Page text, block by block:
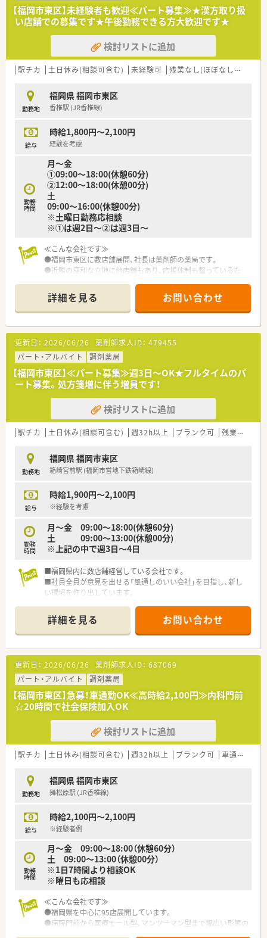
【福岡市東区】未経験者も歓迎≪パート募集≫★漢方取り扱
い店舗での募集です★午後勤務できる方大歓迎です★
検討リストに追加
駅チカ 土日休み(相談可含む) 未経験可 残業なし(ほぼなし含む)
勤務地
福岡県 福岡市東区
香椎駅 (JR香椎線)
給与
時給1,800円～2,100円
経験を考慮
勤務
時間
月～金
①09:00～18:00(休憩60分)
②12:00～18:00(休憩00分)
土
09:00～16:00(休憩00分)
※土曜日勤務応相談
※①は週2日～②は週3日～
≪こんな会社です≫
●福岡市東区に数店舗展開、社長は薬剤師の薬局です。
●近隣の便利な立地に他店舗もあり、応援体制も整っているた
詳細を見る お問い合わせ
更新日： 2026/06/26 薬剤師求人ID： 479455
パート・アルバイト
調剤薬局
【福岡市東区】≪パート募集≫週3日～OK★フルタイムのパ
ート募集。処方箋増に伴う増員です！
検討リストに追加
駅チカ 土日休み(相談可含む) 週32h以上 ブランク可 残業なし(ほぼなし含む)
勤務地
福岡県 福岡市東区
箱崎宮前駅 (福岡市営地下鉄箱崎線)
給与
時給1,900円～2,100円
※経験を考慮
勤務
時間
月～金 09:00～18:00(休憩60分)
土 09:00〜13:00(休憩00分)
※上記の中で週3日～4日
■福岡県内に数店舗経営している会社です。
■社員全員が意見を出せる「風通しのいい会社」を目指し、新し
い環境を作り出しています。
安心してご就業頂ける環境です。
■休憩室も広々としており、非常に働きやすい環境が整っていま
す。
詳細を見る お問い合わせ
更新日： 2026/06/26 薬剤師求人ID： 687069
パート・アルバイト
調剤薬局
【福岡市東区】急募！車通勤OK≪高時給2,100円≫内科門前
☆20時間で社会保険加入OK
検討リストに追加
駅チカ 土日休み(相談可含む) 週32h以上 ブランク可 車通勤可
勤務地
福岡県 福岡市東区
舞松原駅 (JR香椎線)
給与
時給2,100円～2,100円
※経験者例
勤務
時間
月～金 09:00～18:00（休憩60分）
土 09:00～13:00（休憩00分）
※1日7時間より相談OK
※曜日も応相談
≪こんな会社です≫
●福岡県を中心に95店展開しています。
●病院門前から医療モール型、マンツーマン型まで幅広い形態の